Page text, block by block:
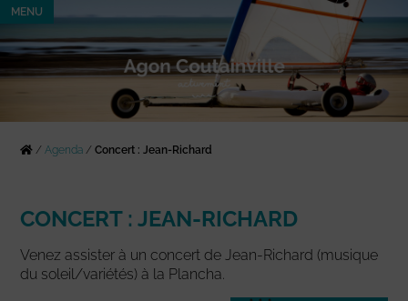
MENU
/Agenda /Concert : Jean-Richard
CONCERT : JEAN-RICHARD
Venez assister à un concert de Jean-Richard (musique
du soleil/variétés) à la Plancha.